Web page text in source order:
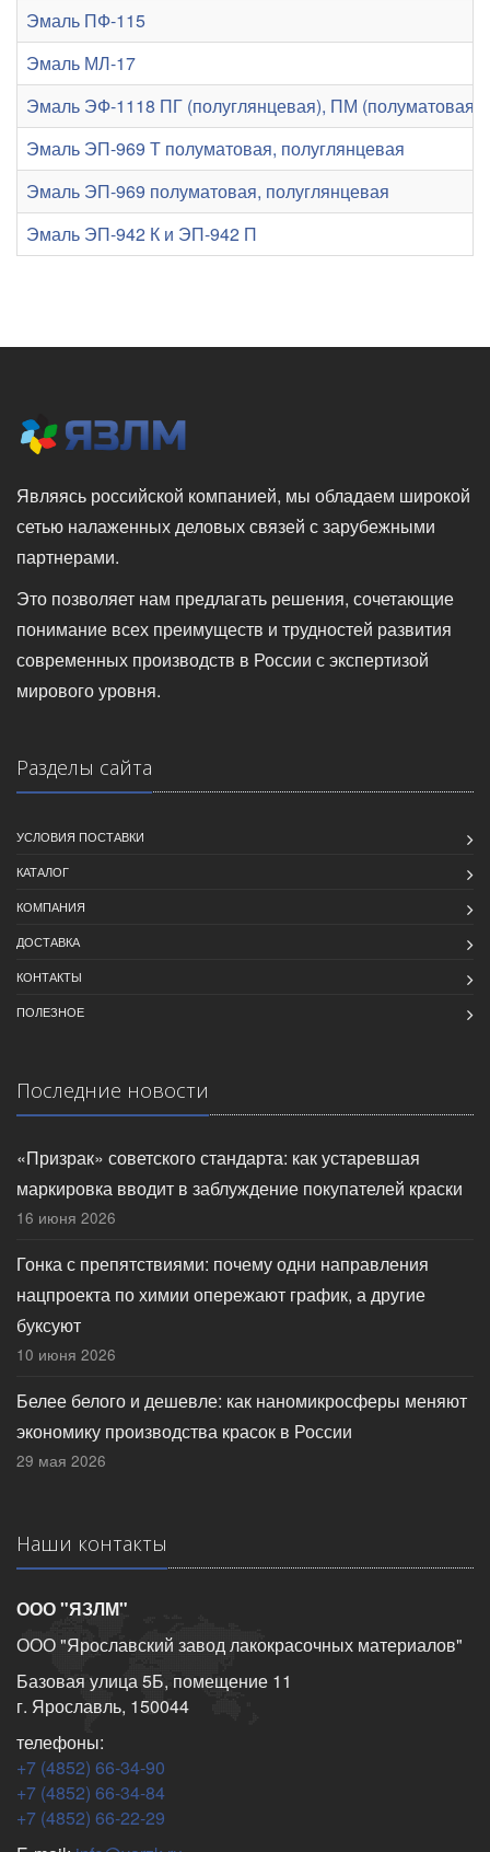
Эмаль ПФ-115
Эмаль МЛ-17
Эмаль ЭФ-1118 ПГ (полуглянцевая), ПМ
Эмаль ЭП-969 Т полуматовая, полуглянцевая
Эмаль ЭП-969 полуматовая, полуглянцевая
Эмаль ЭП-942 К и ЭП-942 П
Являясь российской компанией, мы обладаем широкой
сетью налаженных деловых связей с зарубежными
партнерами.
Это позволяет нам предлагать решения, сочетающие
понимание всех преимуществ и трудностей развития
современных производств в России с экспертизой
мирового уровня.
Разделы сайта
УСЛОВИЯ ПОСТАВКИ
КАТАЛОГ
КОМПАНИЯ
ДОСТАВКА
КОНТАКТЫ
ПОЛЕЗНОЕ
Последние новости
«Призрак» советского стандарта: как устаревшая
маркировка вводит в заблуждение покупателей краски
16 июня 2026
Гонка с препятствиями: почему одни направления
нацпроекта по химии опережают график, а другие
буксуют
10 июня 2026
Белее белого и дешевле: как наномикросферы меняют
экономику производства красок в России
29 мая 2026
Наши контакты
ООО "ЯЗЛМ"
ООО "Ярославский завод лакокрасочных материалов"
Базовая улица 5Б, помещение 11
г. Ярославль, 150044
телефоны:
+7 (4852) 66-34-90
+7 (4852) 66-34-84
+7 (4852) 66-22-29